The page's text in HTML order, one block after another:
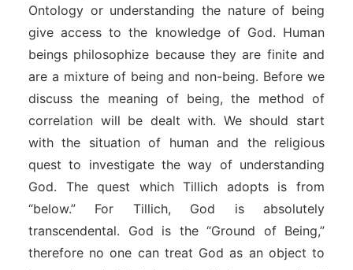
Ontology or understanding the nature of being
give access to the knowledge of God. Human
beings philosophize because they are finite and
are a mixture of being and non-being. Before we
discuss the meaning of being, the method of
correlation will be dealt with. We should start
with the situation of human and the religious
quest to investigate the way of understanding
God. The quest which Tillich adopts is from
“below.” For Tillich, God is absolutely
transcendental. God is the “Ground of Being,”
therefore no one can treat God as an object to